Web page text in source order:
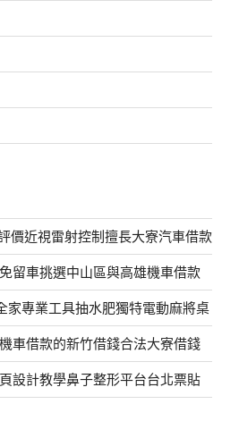
價近視雷射控制擅長大寮汽車借款
留車挑選中山區與高雄機車借款
家專業工具抽水肥獨特電動麻將桌
車借款的新竹借錢合法大寮借錢
設計教學鼻子整形平台台北票貼